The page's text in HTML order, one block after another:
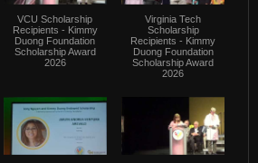
VCU Scholarship
Recipients - Kimmy
Duong Foundation
Scholarship Award
2026
Virginia Tech
Scholarship
Recipients - Kimmy
Duong Foundation
Scholarship Award
2026